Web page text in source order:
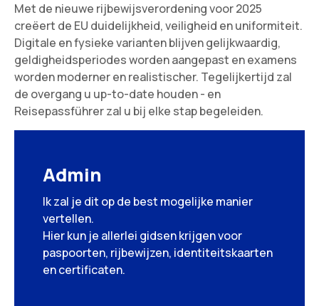
Met de nieuwe rijbewijsverordening voor 2025
creëert de EU duidelijkheid, veiligheid en uniformiteit.
Digitale en fysieke varianten blijven gelijkwaardig,
geldigheidsperiodes worden aangepast en examens
worden moderner en realistischer. Tegelijkertijd zal
de overgang u up-to-date houden - en
Reisepassführer zal u bij elke stap begeleiden.
Admin
Ik zal je dit op de best mogelijke manier
vertellen.
Hier kun je allerlei gidsen krijgen voor
paspoorten, rijbewijzen, identiteitskaarten
en certificaten.